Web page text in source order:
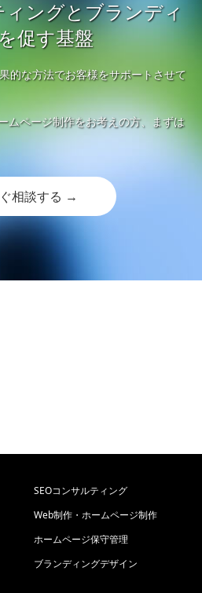
ングとブランディ
促す基盤
的な方法でお客様をサポートさせて
ムページ制作をお考えの方、まずは
相談する →
SEOコンサルティング
Web制作・ホームページ制作
ホームページ保守管理
ブランディングデザイン